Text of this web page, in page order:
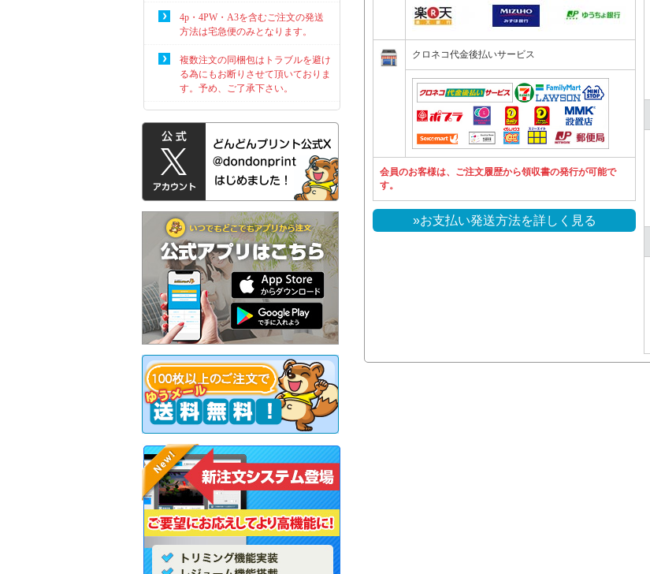
クロネコ代金後払いサービス
会員のお客様は、ご注文履歴から領収書の発行が可能で
す。
»お支払い発送方法を詳しく見る
4p・4PW・A3を含むご注文の発送
方法は宅急便のみとなります。
複数注文の同梱包はトラブルを避け
る為にもお断りさせて頂いておりま
す。予め、ご了承下さい。